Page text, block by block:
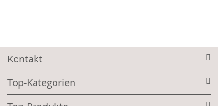
Kontakt
Top-Kategorien